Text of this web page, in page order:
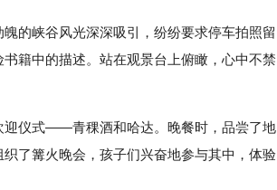
的峡谷风光深深吸引，纷纷要求停车拍照留
籍中的描述。站在观景台上俯瞰，心中不禁
迎仪式——青稞酒和哈达。晚餐时，品尝了地
了篝火晚会，孩子们兴奋地参与其中，体验